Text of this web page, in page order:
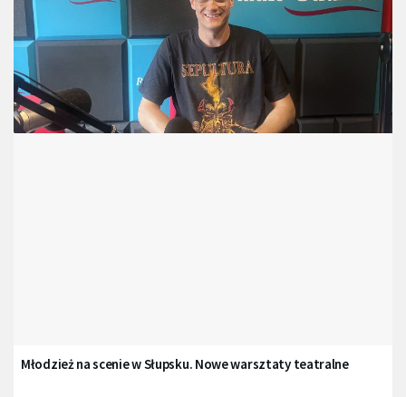
Młodzież na scenie w Słupsku. Nowe warsztaty teatralne